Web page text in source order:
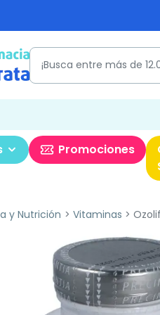
Promociones
y Nutrición Vitaminas